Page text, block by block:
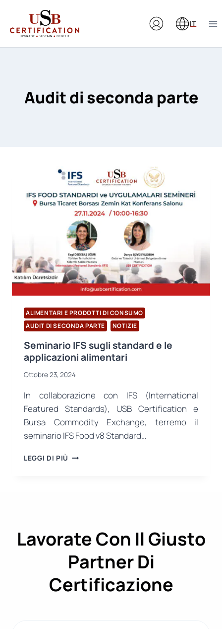
contenuto
IT
Audit di seconda parte
ALIMENTARI E PRODOTTI DI CONSUMO
AUDIT DI SECONDA PARTE
NOTIZIE
Seminario IFS sugli standard e le
applicazioni alimentari
Ottobre 23, 2024
In collaborazione con IFS (International
Featured Standards), USB Certification e
Bursa Commodity Exchange, terremo il
seminario IFS Food v8 Standard…
LEGGI DI PIÙ SEMINARIO
Lavorate Con Il Giusto
Partner Di
Certificazione